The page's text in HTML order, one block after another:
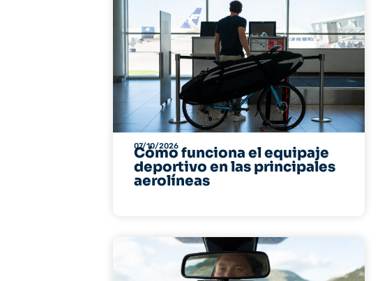
07/10/2026
Cómo funciona el equipaje
deportivo en las principales
aerolíneas